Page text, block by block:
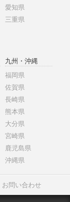
愛知県
三重県
九州・沖縄
福岡県
佐賀県
長崎県
熊本県
大分県
宮崎県
鹿児島県
沖縄県
お問い合わせ